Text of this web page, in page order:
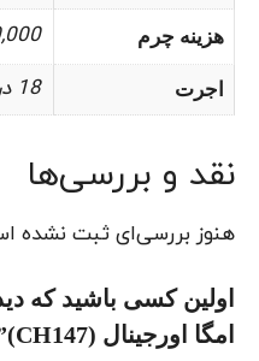
هزینه چرم
اجرت 18 درصد
نقد و بررسی‌ها
هنوز بررسی‌ای ثبت نشده
اولین کسی باشید که
امگا اورجینال (CH147)”